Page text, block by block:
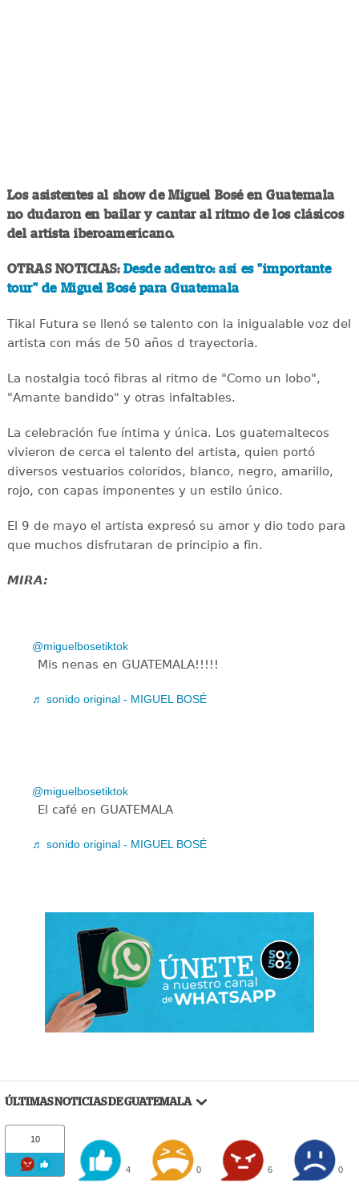
Los asistentes al show de Miguel Bosé en Guatemala
no dudaron en bailar y cantar al ritmo de los clásicos
del artista iberoamericano.
OTRAS NOTICIAS: Desde adentro: así es "importante
tour" de Miguel Bosé para Guatemala
Tikal Futura se llenó se talento con la inigualable voz del
artista con más de 50 años d trayectoria.
La nostalgia tocó fibras al ritmo de "Como un lobo",
"Amante bandido" y otras infaltables.
La celebración fue íntima y única. Los guatemaltecos
vivieron de cerca el talento del artista, quien portó
diversos vestuarios coloridos, blanco, negro, amarillo,
rojo, con capas imponentes y un estilo único.
El 9 de mayo el artista expresó su amor y dio todo para
que muchos disfrutaran de principio a fin.
MIRA:
@miguelbosetiktok
Mis nenas en GUATEMALA!!!!!
♬ sonido original - MIGUEL BOSÉ
@miguelbosetiktok
El café en GUATEMALA
♬ sonido original - MIGUEL BOSÉ
ÚLTIMAS NOTICIAS DE GUATEMALA
10
4 0 6 0